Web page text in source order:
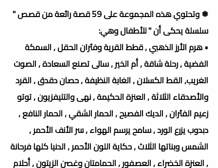
❅ وتحتوي هذه المجموعة على 59 قصة رائعة من قصص "
سلسلة يحكى أن " للأطفال وهي:
• هرم الأرز الذهبي , قطط القرية وفئران الحقل , السمكة
الفضية , رحلة شاقة , أم الخير , سالى تصنع السعادة , الصوت
الغريب, القط الكسلان , الغابة النظيفة , حصان دقدق , القرد
والأصدقاء الثلاثة , العنزة الحكيمة , نهى والتليفزيون , توتو
زعيم الفئران , الديك الفصيح , الحمار الشقي , الحمار النافع ,
دبدوب يزرع الورد , سامح يرسم الهواء , سر الأنف الأحمر ,
الشمس وبناتها الثلاث , حكاية اللون الأحمر , الدنيا كلها فرحانة
, العنزة الخضراء , العصفور , الحمامتان وغصن الزيتون , أحلام